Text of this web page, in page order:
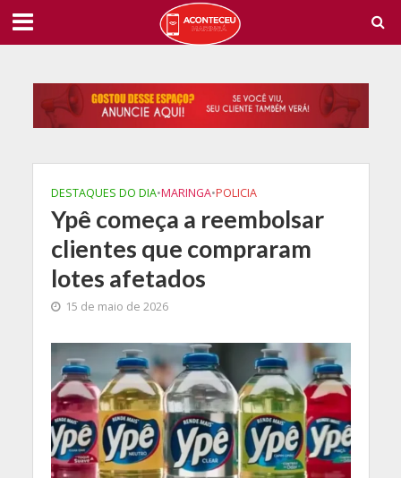
DESTAQUES DO DIA•MARINGA•POLICIA
Ypê começa a reembolsar
clientes que compraram
lotes afetados
15 de maio de 2026